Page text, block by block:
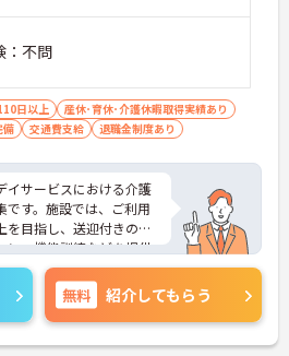
不問
日以上
産休･育休･介護休暇取得実績あり
備 交通費支給 退職金制度あり
イサービスにおける介護
です。施設では、ご利用
を目指し、送迎付きの入
ン・機能訓練などを提供
。プライベートを大切
ます。また、マイカー通
なりません。
対策ポイントなど、さら
無料 紹介してもらう